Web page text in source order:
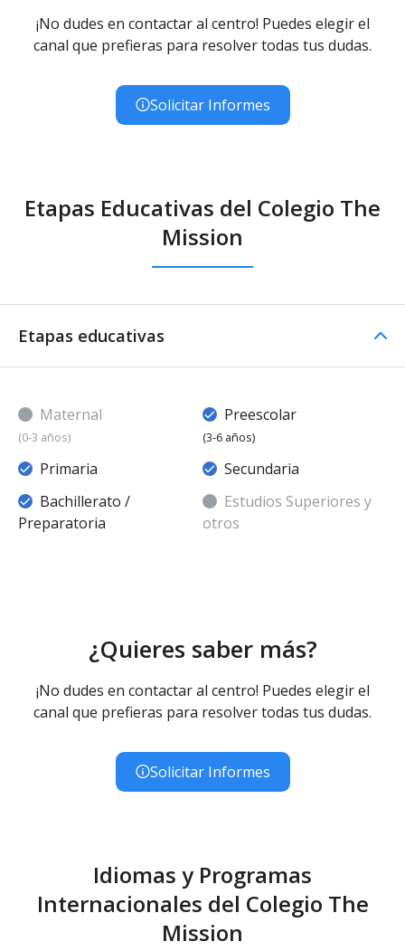
¡No dudes en contactar al centro! Puedes elegir el
canal que prefieras para resolver todas tus dudas.
Solicitar Informes
Etapas Educativas del Colegio The
Mission
Etapas educativas
Maternal
(0-3 años)
Preescolar
(3-6 años)
Primaria
Secundaria
Bachillerato /
Preparatoria
Estudios Superiores y
otros
¿Quieres saber más?
¡No dudes en contactar al centro! Puedes elegir el
canal que prefieras para resolver todas tus dudas.
Solicitar Informes
Idiomas y Programas
Internacionales del Colegio The
Mission